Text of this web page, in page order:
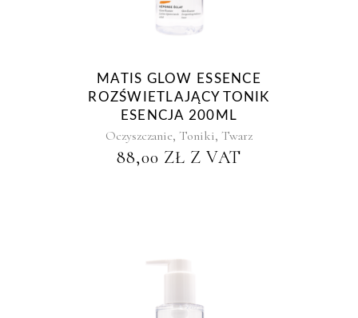
MATIS GLOW ESSENCE
ROZŚWIETLAJĄCY TONIK
ESENCJA 200ML
Oczyszczanie, Toniki, Twarz
88,00 ZŁ Z VAT